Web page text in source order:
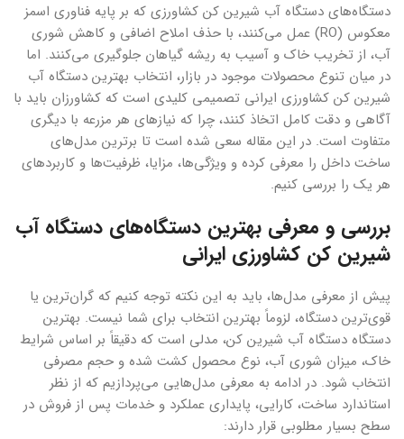
دستگاه‌های دستگاه آب شیرین کن کشاورزی که بر پایه فناوری اسمز
معکوس (RO) عمل می‌کنند، با حذف املاح اضافی و کاهش شوری
آب، از تخریب خاک و آسیب به ریشه گیاهان جلوگیری می‌کنند. اما
در میان تنوع محصولات موجود در بازار، انتخاب بهترین دستگاه آب
شیرین کن کشاورزی ایرانی تصمیمی کلیدی است که کشاورزان باید با
آگاهی و دقت کامل اتخاذ کنند، چرا که نیازهای هر مزرعه با دیگری
متفاوت است. در این مقاله سعی شده است تا برترین مدل‌های
ساخت داخل را معرفی کرده و ویژگی‌ها، مزایا، ظرفیت‌ها و کاربردهای
هر یک را بررسی کنیم.
بررسی و معرفی بهترین دستگاه‌های دستگاه آب
شیرین کن کشاورزی ایرانی
پیش از معرفی مدل‌ها، باید به این نکته توجه کنیم که گران‌ترین یا
قوی‌ترین دستگاه، لزوماً بهترین انتخاب برای شما نیست. بهترین
دستگاه دستگاه آب شیرین کن، مدلی است که دقیقاً بر اساس شرایط
خاک، میزان شوری آب، نوع محصول کشت شده و حجم مصرفی
انتخاب شود. در ادامه به معرفی مدل‌هایی می‌پردازیم که از نظر
استاندارد ساخت، کارایی، پایداری عملکرد و خدمات پس از فروش در
سطح بسیار مطلوبی قرار دارند: